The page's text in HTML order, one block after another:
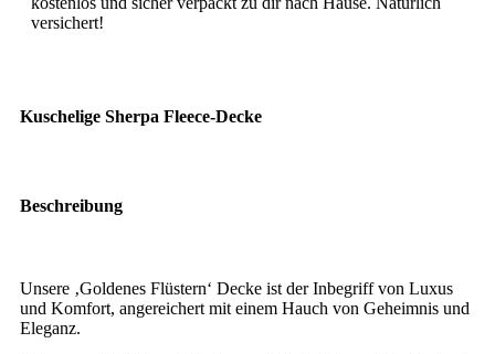
Kuschelige Sherpa Fleece-Decke
Beschreibung
Unsere ‚Goldenes Flüstern‘ Decke ist der Inbegriff von Luxus
und Komfort, angereichert mit einem Hauch von Geheimnis und
Eleganz.
versichert!